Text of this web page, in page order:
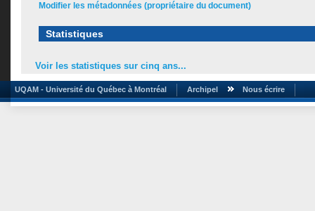
Modifier les métadonnées (propriétaire du document)
Statistiques
Voir les statistiques sur cinq ans...
UQAM - Université du Québec à Montréal Archipel Nous écrire